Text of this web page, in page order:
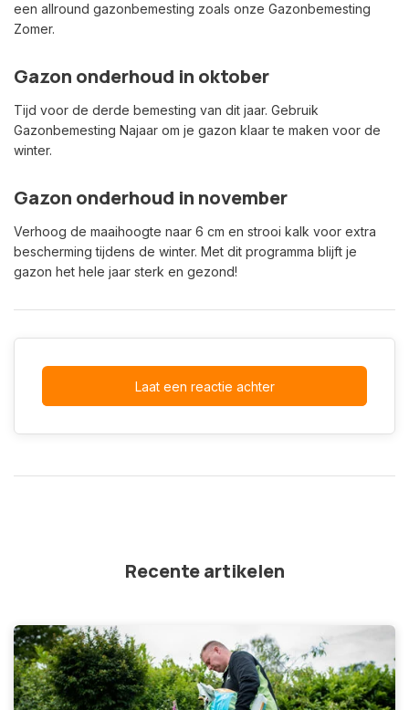
een allround gazonbemesting zoals onze Gazonbemesting
Zomer.
Gazon onderhoud in oktober
Tijd voor de derde bemesting van dit jaar. Gebruik
Gazonbemesting Najaar om je gazon klaar te maken voor de
winter.
Gazon onderhoud in november
Verhoog de maaihoogte naar 6 cm en strooi kalk voor extra
bescherming tijdens de winter. Met dit programma blijft je
gazon het hele jaar sterk en gezond!
Laat een reactie achter
Recente artikelen